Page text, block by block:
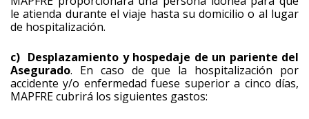
le atienda durante el viaje hasta su domicilio o al lugar
de hospitalización.
c) Desplazamiento y hospedaje de un pariente del
Asegurado. En caso de que la hospitalización por
accidente y/o enfermedad fuese superior a cinco días,
MAPFRE cubrirá los siguientes gastos: